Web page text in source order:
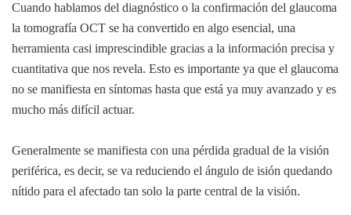
Cuando hablamos del diagnóstico o la confirmación del glaucoma
la tomografía OCT se ha convertido en algo esencial, una
herramienta casi imprescindible gracias a la información precisa y
cuantitativa que nos revela. Esto es importante ya que el glaucoma
no se manifiesta en síntomas hasta que está ya muy avanzado y es
mucho más difícil actuar.
Generalmente se manifiesta con una pérdida gradual de la visión
periférica, es decir, se va reduciendo el ángulo de isión quedando
nítido para el afectado tan solo la parte central de la visión.